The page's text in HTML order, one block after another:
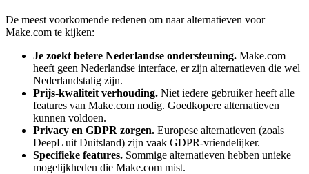
De meest voorkomende redenen om naar alternatieven voor
Make.com te kijken:
Je zoekt betere Nederlandse ondersteuning. Make.com
heeft geen Nederlandse interface, er zijn alternatieven die wel
Nederlandstalig zijn.
Prijs-kwaliteit verhouding. Niet iedere gebruiker heeft alle
features van Make.com nodig. Goedkopere alternatieven
kunnen voldoen.
Privacy en GDPR zorgen. Europese alternatieven (zoals
DeepL uit Duitsland) zijn vaak GDPR-vriendelijker.
Specifieke features. Sommige alternatieven hebben unieke
mogelijkheden die Make.com mist.